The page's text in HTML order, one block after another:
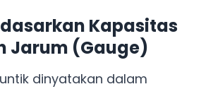
Kapasitas
Jarum (Gauge)
dinyatakan dalam